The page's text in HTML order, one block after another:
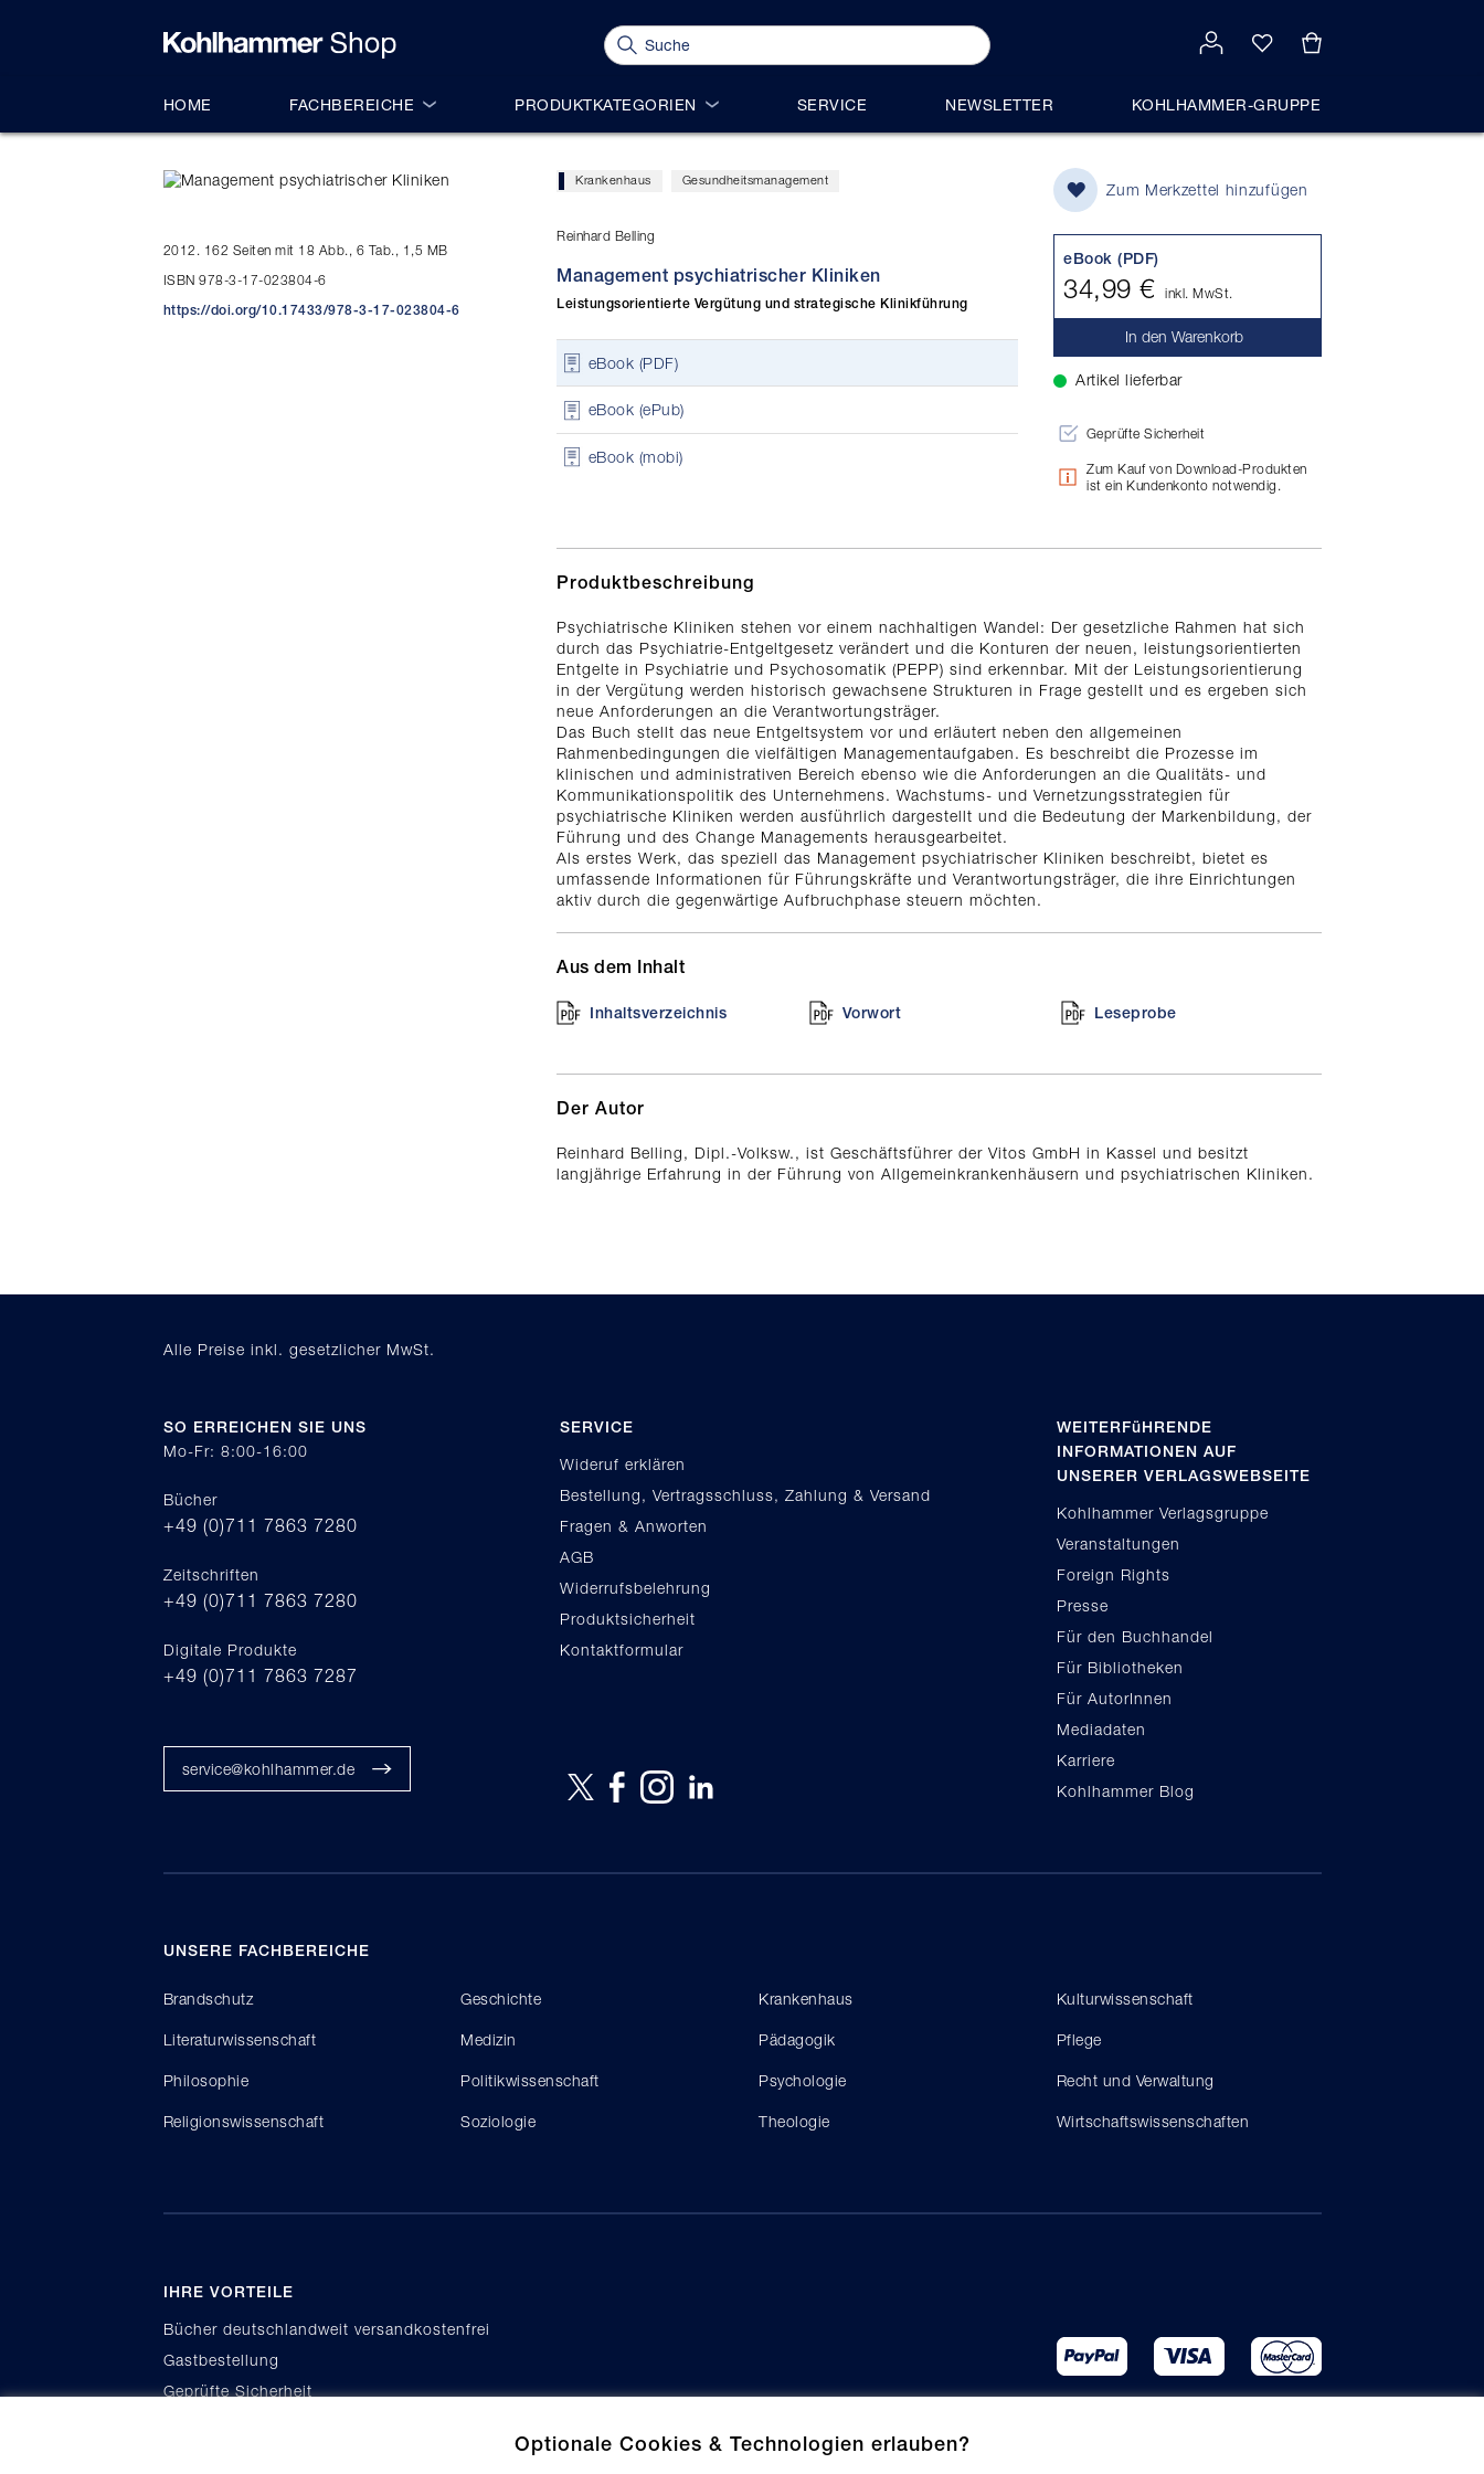
Optionale Cookies & Technologien erlauben?
HOME FACHBEREICHE PRODUKTKATEGORIEN SERVICE NEWSLETTER KOHLHAMMER-GRUPPE
2012. 162 Seiten mit 18 Abb., 6 Tab., 1,5 MB
ISBN 978-3-17-023804-6
https://doi.org/10.17433/978-3-17-023804-6
Krankenhaus Gesundheitsmanagement
Reinhard Belling
Management psychiatrischer Kliniken
Leistungsorientierte Vergütung und strategische Klinikführung
eBook (PDF)
eBook (ePub)
eBook (mobi)
Zum Merkzettel hinzufügen
eBook (PDF)
34,99 € inkl. MwSt.
In den Warenkorb
Artikel lieferbar
Geprüfte Sicherheit
Zum Kauf von Download-Produkten
ist ein Kundenkonto notwendig.
Produktbeschreibung
Psychiatrische Kliniken stehen vor einem nachhaltigen Wandel: Der gesetzliche Rahmen hat sich
durch das Psychiatrie-Entgeltgesetz verändert und die Konturen der neuen, leistungsorientierten
Entgelte in Psychiatrie und Psychosomatik (PEPP) sind erkennbar. Mit der Leistungsorientierung
in der Vergütung werden historisch gewachsene Strukturen in Frage gestellt und es ergeben sich
neue Anforderungen an die Verantwortungsträger.
Das Buch stellt das neue Entgeltsystem vor und erläutert neben den allgemeinen
Rahmenbedingungen die vielfältigen Managementaufgaben. Es beschreibt die Prozesse im
klinischen und administrativen Bereich ebenso wie die Anforderungen an die Qualitäts- und
Kommunikationspolitik des Unternehmens. Wachstums- und Vernetzungsstrategien für
psychiatrische Kliniken werden ausführlich dargestellt und die Bedeutung der Markenbildung, der
Führung und des Change Managements herausgearbeitet.
Als erstes Werk, das speziell das Management psychiatrischer Kliniken beschreibt, bietet es
umfassende Informationen für Führungskräfte und Verantwortungsträger, die ihre Einrichtungen
aktiv durch die gegenwärtige Aufbruchphase steuern möchten.
Aus dem Inhalt
Inhaltsverzeichnis Vorwort Leseprobe
Der Autor
Reinhard Belling, Dipl.-Volksw., ist Geschäftsführer der Vitos GmbH in Kassel und besitzt
langjährige Erfahrung in der Führung von Allgemeinkrankenhäusern und psychiatrischen Kliniken.
Alle Preise inkl. gesetzlicher MwSt.
SO ERREICHEN SIE UNS
Mo-Fr: 8:00-16:00
Bücher
+49 (0)711 7863 7280
Zeitschriften
+49 (0)711 7863 7280
Digitale Produkte
+49 (0)711 7863 7287
service@kohlhammer.de
SERVICE
Wideruf erklären
Bestellung, Vertragsschluss, Zahlung & Versand
Fragen & Anworten
AGB
Widerrufsbelehrung
Produktsicherheit
Kontaktformular
WEITERFüHRENDE
INFORMATIONEN AUF
UNSERER VERLAGSWEBSEITE
Kohlhammer Verlagsgruppe
Veranstaltungen
Foreign Rights
Presse
Für den Buchhandel
Für Bibliotheken
Für AutorInnen
Mediadaten
Karriere
Kohlhammer Blog
UNSERE FACHBEREICHE
Brandschutz Geschichte Krankenhaus Kulturwissenschaft
Literaturwissenschaft Medizin Pädagogik Pflege
Philosophie Politikwissenschaft Psychologie Recht und Verwaltung
Religionswissenschaft Soziologie Theologie Wirtschaftswissenschaften
IHRE VORTEILE
Bücher deutschlandweit versandkostenfrei
Gastbestellung
Geprüfte Sicherheit